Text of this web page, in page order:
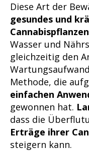
Diese Art der
gesundes und
Cannabispflanzen
Wasser und
gleichzeitig den
Methode, die
einfachen
gewonnen hat.
dass die
Erträge ihrer
steigern kann.